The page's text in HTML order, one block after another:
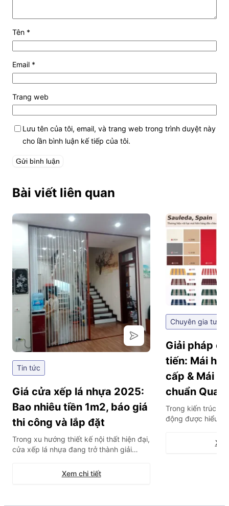
Tên *
Email *
Trang web
Lưu tên của tôi, email, và trang web trong trình duyệt này
cho lần bình luận kế tiếp của tôi.
Bài viết liên quan
Tin tức
Giá cửa xếp lá nhựa 2025:
Bao nhiêu tiền 1m2, báo giá
thi công và lắp đặt
Trong xu hướng thiết kế nội thất hiện đại,
cửa xếp lá nhựa đang trở thành giải
không gian mở, nhà vệ sinh hay phòng
tắm nhờ khả năng tối ưu diện tích tuyệt
Xem chi tiết
Chuyên gia tư
Giải pháp
tiến: Mái
cấp & Mái
chuẩn
Trong kiến trúc
động được hiểu là
bộ cảm biến, cho
mở hoàn toàn từ